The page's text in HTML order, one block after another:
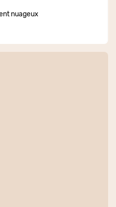
nuageux